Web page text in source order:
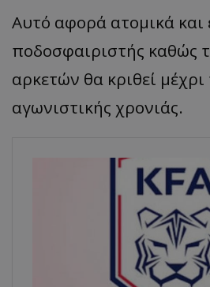
Αυτό αφορά ατομικά και
ποδοσφαιριστής καθώς
αρκετών θα κριθεί μέχρι
αγωνιστικής χρονιάς.